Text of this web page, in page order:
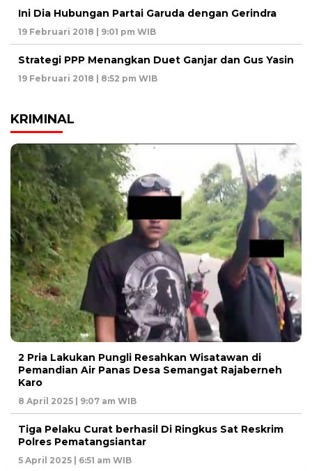
Ini Dia Hubungan Partai Garuda dengan Gerindra
19 Februari 2018 | 9:01 pm WIB
Strategi PPP Menangkan Duet Ganjar dan Gus Yasin
19 Februari 2018 | 8:52 pm WIB
KRIMINAL
2 Pria Lakukan Pungli Resahkan Wisatawan di
Pemandian Air Panas Desa Semangat Rajaberneh
Karo
8 April 2025 | 9:07 am WIB
Tiga Pelaku Curat berhasil Di Ringkus Sat Reskrim
Polres Pematangsiantar
5 April 2025 | 6:51 am WIB